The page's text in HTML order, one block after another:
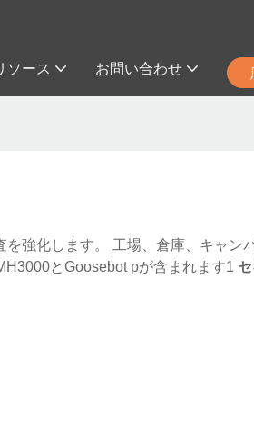
ソース お問い合わせ
強化します。 工場、倉庫、キャン
とGoosebot pが含まれます1